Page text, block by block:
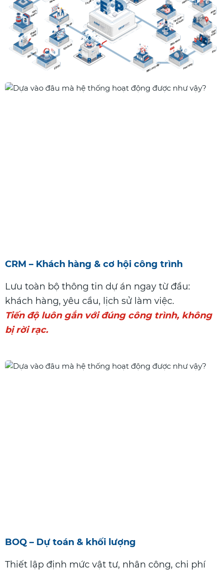
CRM – Khách hàng & cơ hội công trình
Lưu toàn bộ thông tin dự án ngay từ đầu:
khách hàng, yêu cầu, lịch sử làm việc.
Tiến độ luôn gắn vớiđúngcông trình, không
bị rời rạc.
BOQ – Dự toán & khối lượng
Thiết lập định mức vật tư, nhân công, chi phí